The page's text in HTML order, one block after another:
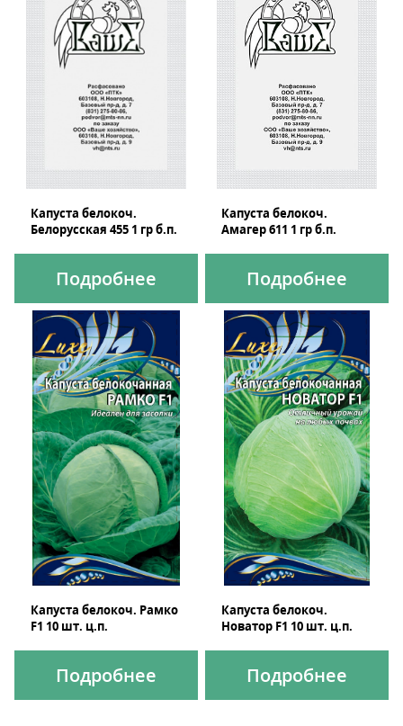
Капуста белокоч.
Белорусская 455 1 гр б.п.
Подробнее
Капуста белокоч.
Амагер 611 1 гр б.п.
Подробнее
Капуста белокоч. Рамко
F1 10 шт. ц.п.
Подробнее
Капуста белокоч.
Новатор F1 10 шт. ц.п.
Подробнее